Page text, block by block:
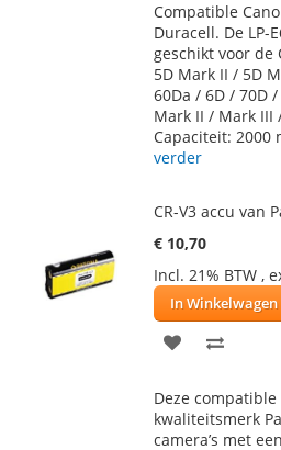
AAN TE
Compatible
Duracell. De LP-
geschikt voor de
5D Mark II / 5D
60Da / 6D / 70D
Mark II / Mark III
Capaciteit: 2000
verder
CR-V3 accu van
€ 10,70
Incl. 21% BTW ,
In Winkelwagen
VOEG
AAN TE
Deze compatible
kwaliteitsmerk
camera’s met